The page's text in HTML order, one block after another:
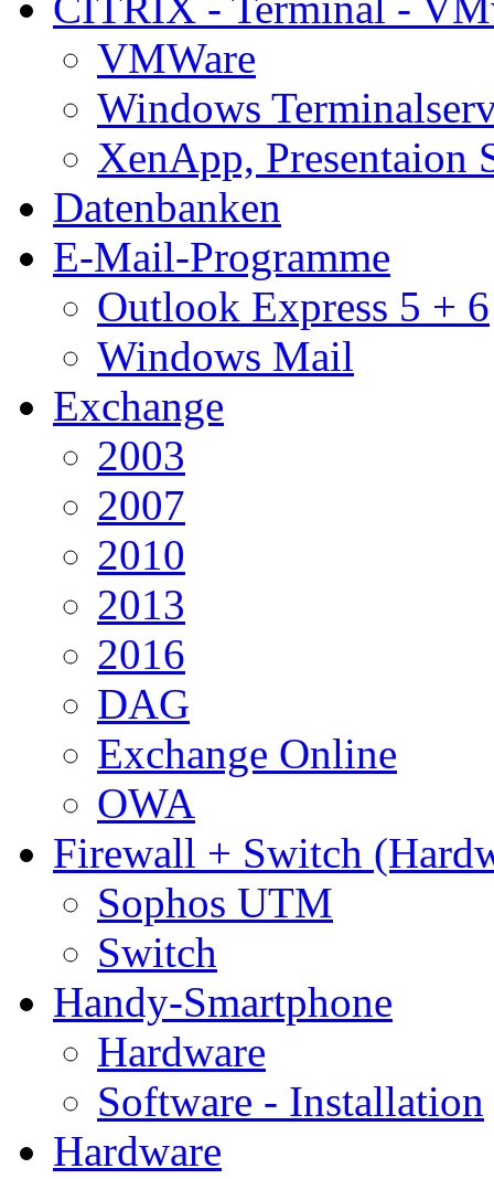
VMWare
Windows
XenApp, Presentaion
Datenbanken
E-Mail-Programme
Outlook Express 5 + 6
Windows Mail
Exchange
2003
2007
2010
2013
2016
DAG
Exchange Online
OWA
Firewall + Switch
Sophos UTM
Switch
Handy-Smartphone
Hardware
Software - Installation
Hardware